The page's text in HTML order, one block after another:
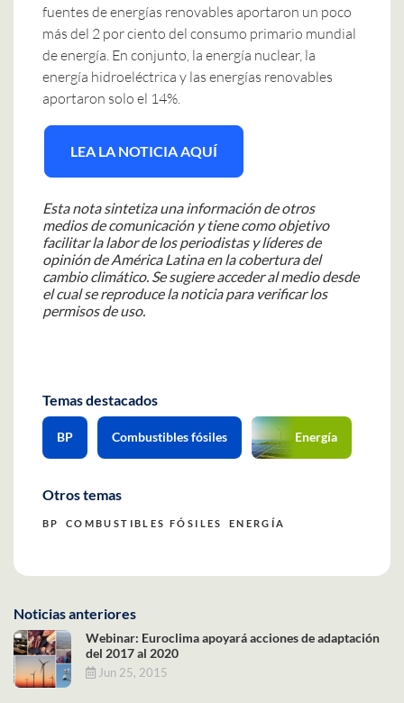
fuentes de energías renovables aportaron un poco
más del 2 por ciento del consumo primario mundial
de energía. En conjunto, la energía nuclear, la
energía hidroeléctrica y las energías renovables
aportaron solo el 14%.
LEA LA NOTICIA AQUÍ
Esta nota sintetiza una información de otros
medios de comunicación y tiene como objetivo
facilitar la labor de los periodistas y líderes de
opinión de América Latina en la cobertura del
cambio climático. Se sugiere acceder al medio desde
el cual se reproduce la noticia para verificar los
permisos de uso.
Temas destacados
BP Combustibles fósiles Energía
Otros temas
BP COMBUSTIBLES FÓSILES ENERGÍA
Noticias anteriores
Webinar: Euroclima apoyará acciones de adaptación
del 2017 al 2020
Jun 25, 2015